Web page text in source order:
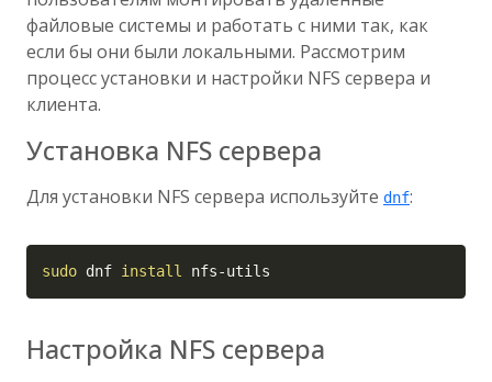
файловые системы и работать с ними так, как
если бы они были локальными. Рассмотрим
процесс установки и настройки NFS сервера и
клиента.
Установка NFS сервера
Для установки NFS сервера используйте dnf:
sudo dnf install nfs-utils
Настройка NFS сервера